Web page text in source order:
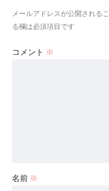
メールアドレスが公開される
る欄は必須項目です
コメント ※
名前 ※